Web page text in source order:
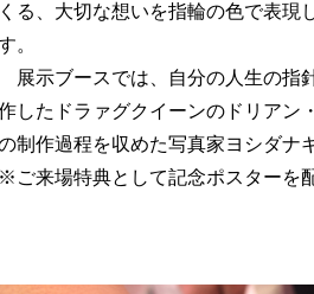
くる、大切な想いを指輪の色で表現
。
展示ブースでは、自分の人生の指
したドラァグクイーンのドリアン
制作過程を収めた写真家ヨシダナ
※ご来場特典として記念ポスターを